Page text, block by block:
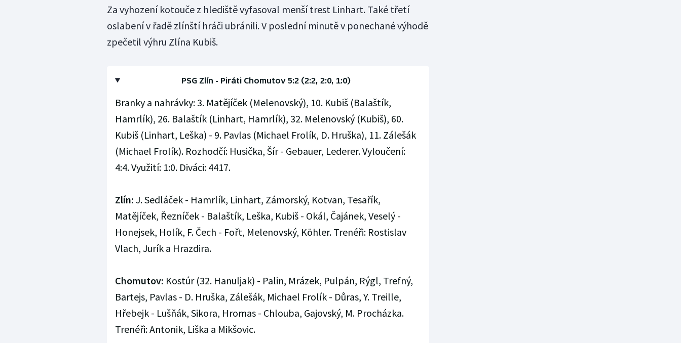
Za vyhození kotouče z hlediště vyfasoval menší trest Linhart. Také třetí
oslabení v řadě zlínští hráči ubránili. V poslední minutě v ponechané výhodě
zpečetil výhru Zlína Kubiš.
PSG Zlín - Piráti Chomutov 5:2 (2:2, 2:0, 1:0)
Branky a nahrávky: 3. Matějíček (Melenovský), 10. Kubiš (Balaštík,
Hamrlík), 26. Balaštík (Linhart, Hamrlík), 32. Melenovský (Kubiš), 60.
Kubiš (Linhart, Leška) - 9. Pavlas (Michael Frolík, D. Hruška), 11. Zálešák
(Michael Frolík). Rozhodčí: Husička, Šír - Gebauer, Lederer. Vyloučení:
4:4. Využití: 1:0. Diváci: 4417.
Zlín: J. Sedláček - Hamrlík, Linhart, Zámorský, Kotvan, Tesařík,
Matějíček, Řezníček - Balaštík, Leška, Kubiš - Okál, Čajánek, Veselý -
Honejsek, Holík, F. Čech - Fořt, Melenovský, Köhler. Trenéři: Rostislav
Vlach, Jurík a Hrazdira.
Chomutov: Kostúr (32. Hanuljak) - Palin, Mrázek, Pulpán, Rýgl, Trefný,
Bartejs, Pavlas - D. Hruška, Zálešák, Michael Frolík - Důras, Y. Treille,
Hřebejk - Lušňák, Sikora, Hromas - Chlouba, Gajovský, M. Procházka.
Trenéři: Antonik, Liška a Mikšovic.